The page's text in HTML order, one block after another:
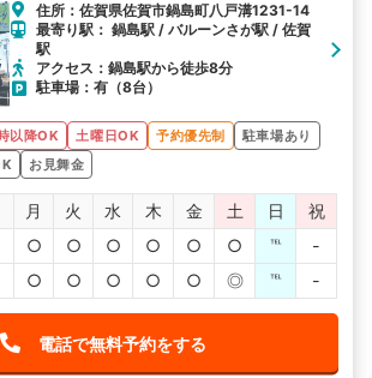
住所：佐賀県佐賀市鍋島町八戸溝1231-14
最寄り駅： 鍋島駅 / バルーンさが駅 / 佐賀
駅
アクセス：鍋島駅から徒歩8分
駐車場：有（8台）
以降OK 土曜日OK 予約優先制
駐車場あり
お見舞金
月 火 水 木 金 土 日
祝
○ ○ ○ ○ ○ ○ ℡
-
○ ○ ○ ○ ○ ◎ ℡ -
電話で無料予約をする